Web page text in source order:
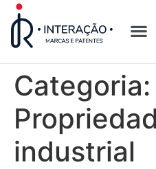
Categoria:
industrial